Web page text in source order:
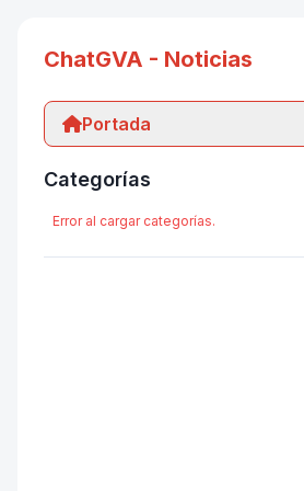
ChatGVA - Noticias
Portada
Categorías
Error al cargar categorías.